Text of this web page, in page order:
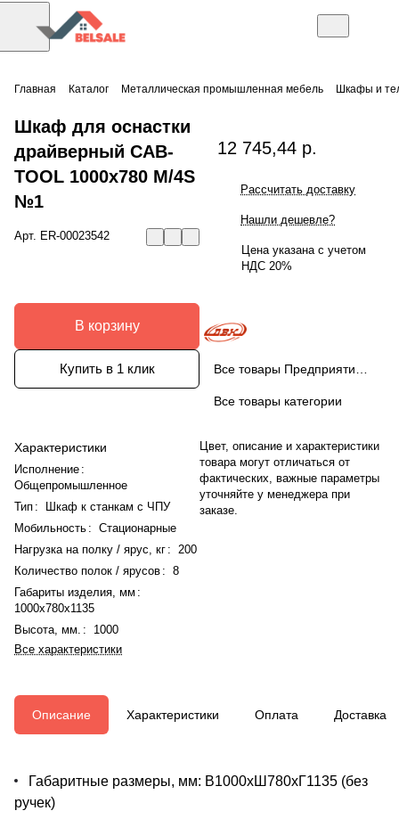
Главная Каталог Металлическая промышленная мебель Шкафы и
Шкаф для оснастки
драйверный CAB-
TOOL 1000x780 M/4S
№1
Арт. ER-00023542
В корзину
Купить в 1 клик
Характеристики
Исполнение :
Общепромышленное
Тип :
Шкаф к станкам с ЧПУ
Мобильность : Стационарные
Нагрузка на полку / ярус, кг :
200
Количество полок / ярусов : 8
Габариты изделия, мм :
1000x780x1135
Высота, мм. :
1000
Все характеристики
12 745,44 р.
Рассчитать доставку
Нашли дешевле?
Цена указана с учетом
НДС 20%
Все товары категории
Цвет, описание и характеристики
товара могут отличаться от
фактических, важные параметры
уточняйте у менеджера при
заказе.
Описание Характеристики Оплата Доставка
Габаритные размеры, мм: В1000хШ780хГ1135 (без
ручек)